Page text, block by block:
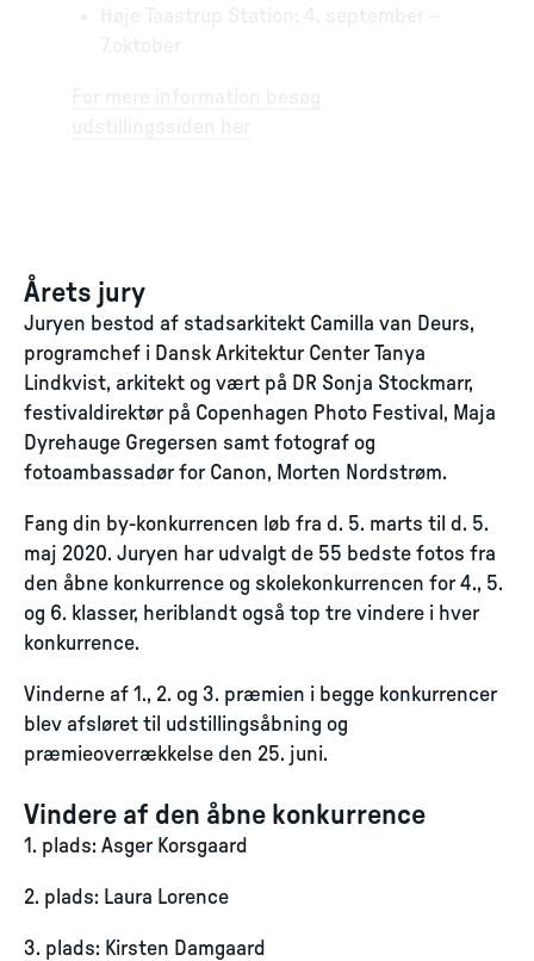
Årets jury
Juryen bestod af stadsarkitekt Camilla van Deurs,
programchef i Dansk Arkitektur Center Tanya
Lindkvist, arkitekt og vært på DR Sonja Stockmarr,
festivaldirektør på Copenhagen Photo Festival, Maja
Dyrehauge Gregersen samt fotograf og
fotoambassadør for Canon, Morten Nordstrøm.
Fang din by-konkurrencen løb fra d. 5. marts til d. 5.
maj 2020. Juryen har udvalgt de 55 bedste fotos fra
den åbne konkurrence og skolekonkurrencen for 4., 5.
og 6. klasser, heriblandt også top tre vindere i hver
konkurrence.
Vinderne af 1., 2. og 3. præmien i begge konkurrencer
blev afsløret til udstillingsåbning og
præmieoverrækkelse den 25. juni.
Vindere af den åbne konkurrence
1. plads: Asger Korsgaard
2. plads: Laura Lorence
3. plads: Kirsten Damgaard